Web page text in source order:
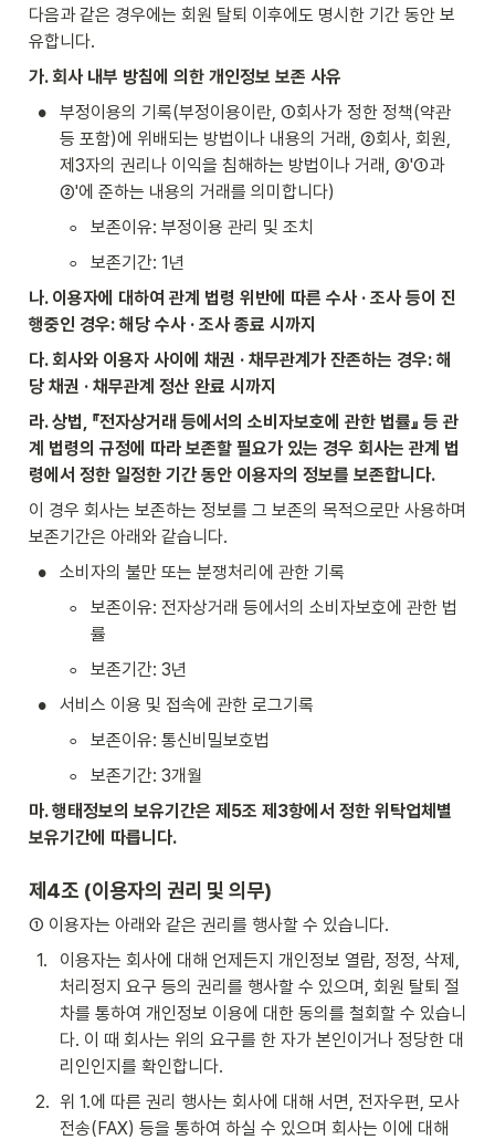
다음과 같은 경우에는 회원 탈퇴 이후에도 명시한 기간 동안 보
유합니다.
가. 회사 내부 방침에 의한 개인정보 보존 사유
•
부정이용의 기록(부정이용이란, ①회사가 정한 정책(약관
등 포함)에 위배되는 방법이나 내용의 거래, ②회사, 회원,
제3자의 권리나 이익을 침해하는 방법이나 거래, ③'①과
②'에 준하는 내용의 거래를 의미합니다)
◦ 보존이유: 부정이용 관리 및 조치
◦
보존기간: 1년
나. 이용자에 대하여 관계 법령 위반에 따른 수사 · 조사 등이 진
행중인 경우: 해당 수사 · 조사 종료 시까지
다. 회사와 이용자 사이에 채권 · 채무관계가 잔존하는 경우: 해
당 채권 · 채무관계 정산 완료 시까지
라. 상법, 『전자상거래 등에서의 소비자보호에 관한 법률』 등 관
계 법령의 규정에 따라 보존할 필요가 있는 경우 회사는 관계 법
령에서 정한 일정한 기간 동안 이용자의 정보를 보존합니다.
이 경우 회사는 보존하는 정보를 그 보존의 목적으로만 사용하며
보존기간은 아래와 같습니다.
• 소비자의 불만 또는 분쟁처리에 관한 기록
◦
보존이유: 전자상거래 등에서의 소비자보호에 관한 법
률
◦ 보존기간: 3년
• 서비스 이용 및 접속에 관한 로그기록
◦ 보존이유: 통신비밀보호법
◦
보존기간: 3개월
마. 행태정보의 보유기간은 제5조 제3항에서 정한 위탁업체별
보유기간에 따릅니다.
제4조 (이용자의 권리 및 의무)
① 이용자는 아래와 같은 권리를 행사할 수 있습니다.
1.
이용자는 회사에 대해 언제든지 개인정보 열람, 정정, 삭제,
처리정지 요구 등의 권리를 행사할 수 있으며, 회원 탈퇴 절
차를 통하여 개인정보 이용에 대한 동의를 철회할 수 있습니
다. 이 때 회사는 위의 요구를 한 자가 본인이거나 정당한 대
리인인지를 확인합니다.
2. 위 1.에 따른 권리 행사는 회사에 대해 서면, 전자우편, 모사
전송(FAX) 등을 통하여 하실 수 있으며 회사는 이에 대해